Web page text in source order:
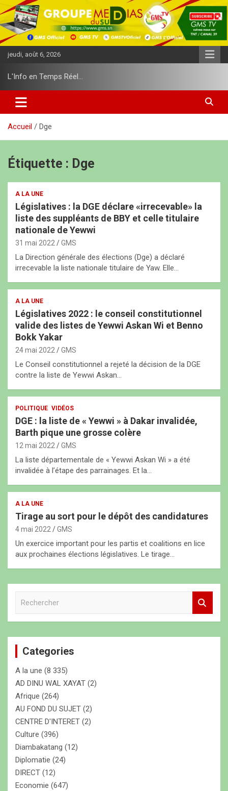
l
l
e
r
o
t
jeudi, août 6, 2026
L'Info en Temps Réel…
Accueil Dge
Étiquette : Dge
A LA UNE
Législatives : la DGE déclare «irrecevable» la
liste des suppléants de BBY et celle titulaire
nationale de Yewwi
31 mai 2022 GMS
La Direction générale des élections (Dge) a déclaré
irrecevable la liste nationale titulaire de Yaw. Elle…
A LA UNE
Législatives 2022 : le conseil constitutionnel
valide des listes de Yewwi Askan Wi et Benno
Bokk Yakar
24 mai 2022 GMS
Le Conseil constitutionnel a rejeté la décision de la DGE
contre la liste de Yewwi Askan…
POLITIQUE VIDÉOS
DGE : la liste de « Yewwi » à Dakar invalidée,
Barth pique une grosse colère
12 mai 2022 GMS
La liste départementale de « Yewwi Askan Wi » a été
invalidée à l’étape des parrainages. Et la…
A LA UNE
Tirage au sort pour le dépôt des candidatures
4 mai 2022 GMS
Un exercice important pour les partis et coalitions en lice
aux prochaines élections législatives. Le tirage…
e
h
e
r
Categories
A la une (8 335)
AD DINU WAL XAYAT (2)
Afrique (264)
AU FOND DU SUJET (2)
CENTRE D'INTERET (2)
Culture (396)
Diambakatang (12)
Diplomatie (24)
DIRECT (12)
Economie (647)